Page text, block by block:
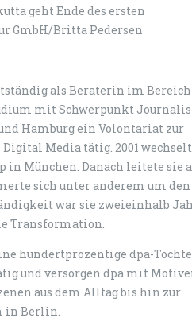
geht Ende des ersten
GmbH/Britta Pedersen
als Beraterin im Bereich
mit Schwerpunkt
Hamburg ein Volontariat zur
Media tätig. 2001
München. Danach leitete sie
sich unter anderem um den
war sie zweieinhalb
Transformation.
hundertprozentige dpa-
und versorgen dpa mit
aus dem Alltag bis hin zur
in Berlin.